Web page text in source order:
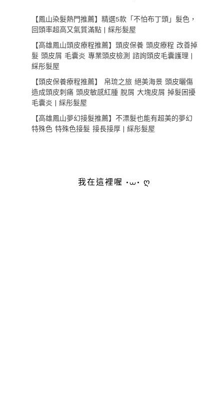
【鳳山染髮熱門推薦】精選5款「不怕布丁頭」髮色，
回頭率超高又氣質滿點 | 綵彤髮屋
【高雄鳳山頭皮療程推薦】頭皮保養 頭皮療程 改善掉
髮 頭皮屑 毛囊炎 專業頭皮檢測 諮詢頭皮毛囊護理 |
綵彤髮屋
【頭皮保養療程推薦】 帛琉之旅 絕美海景 頭皮曬傷
造成頭皮刺痛 頭皮敏感紅腫 脫屑 大塊皮屑 掉髮困擾
毛囊炎 | 綵彤髮屋
【高雄鳳山夢幻接髮推薦】不漂髮也能有超美的夢幻
特殊色 特殊色接髮 接長接厚 | 綵彤髮屋
我在這裡喔 •⩊• ღ